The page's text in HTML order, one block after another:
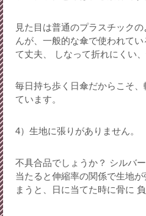
見た目は普通のプラスチック
んが、一般的な傘で使われて
て丈夫、 しなって折れにくい
毎日持ち歩く日傘だからこそ
ています。
4）生地に張りがありません。
不具合品でしょうか？ シルバ
当たると伸縮率の関係で生地
まうと、日に当てた時に骨に